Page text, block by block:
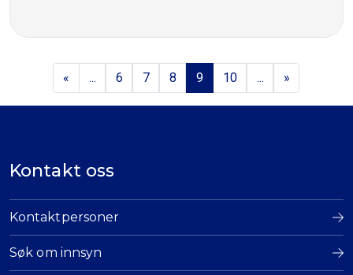
« ... 6 7 8 9 10 ... »
Kontakt oss
Kontaktpersoner
Søk om innsyn